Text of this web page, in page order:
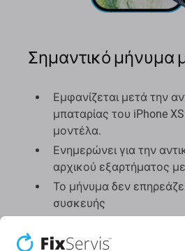
Σημαντικό μήνυμα
Εμφανίζεται μετά την
μπαταρίας του iPhone
μοντέλα.
Ενημερώνει για την
αρχικού εξαρτήματος
Το μήνυμα δεν
συσκευής
ημέρες και μετά στις